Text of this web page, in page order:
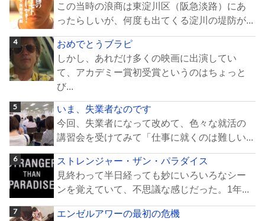
この当時の浪商は東淀川区（阪急淡路）にあ
ったらしいが、何度も出てくる淀川の堤防が...
おめでとうブラピ
しかし、あれだけ多くの映画に出演してい
て、アカデミー賞初受賞というのはちょっと
び...
いま、失業者なのです
今回、失業者になって改めて、色々な就活の
講習会を受けてみて「仕事に就くのは難しい...
ストレンジャー・ザン・パラダイス
見終わって半日経っても妙にいろいろなシー
ンを覚えていて、不思議な感じだった。1年...
エンゼルアワーの最初の危機